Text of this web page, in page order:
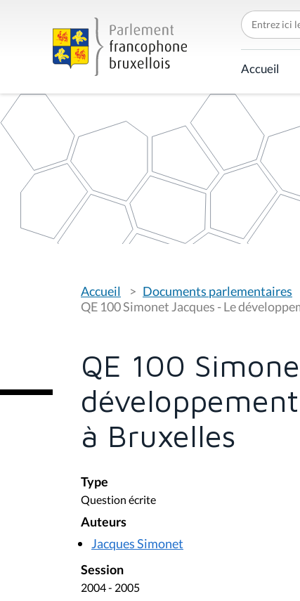
C
h
e
r
c
h
r
p
Accueil
o
u
s
Accueil
Documents parlementaires
QE 100 Simonet Jacques - Le
QE 100
à Bruxelles
Type
Question écrite
Auteurs
Jacques Simonet
Session
2004 - 2005